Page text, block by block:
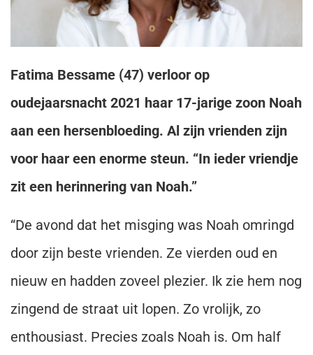
Fatima Bessame (47) verloor op
oudejaarsnacht 2021 haar 17-jarige zoon Noah
aan een hersenbloeding. Al zijn vrienden zijn
voor haar een enorme steun. “In ieder vriendje
zit een herinnering van Noah.”
“De avond dat het misging was Noah omringd
door zijn beste vrienden. Ze vierden oud en
nieuw en hadden zoveel plezier. Ik zie hem nog
zingend de straat uit lopen. Zo vrolijk, zo
enthousiast. Precies zoals Noah is. Om half